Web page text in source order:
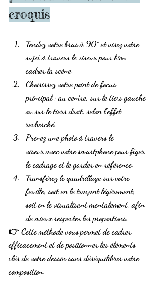
croquis
Tendez votre bras à 90° et visez votre
sujet à travers le viseur pour bien
cadrer la scène.
Choisissez votre point de focus
principal : au centre, sur le tiers gauche
ou sur le tiers droit, selon l’effet
recherché.
Prenez une photo à travers le
viseur avec votre smartphone pour figer
le cadrage et le garder en référence.
Transférez le quadrillage sur votre
feuille, soit en le traçant légèrement,
soit en le visualisant mentalement, afin
de mieux respecter les proportions.
👉 Cette méthode vous permet de cadrer
efficacement et de positionner les éléments
clés de votre dessin sans déséquilibrer votre
composition.